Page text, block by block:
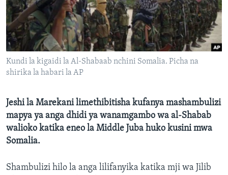
Kundi la kigaidi la Al-Shabaab nchini Somalia. Picha na
shirika la habari la AP
Jeshi la Marekani limethibitisha kufanya mashambulizi
mapya ya anga dhidi ya wanamgambo wa al-Shabab
walioko katika eneo la Middle Juba huko kusini mwa
Somalia.
Shambulizi hilo la anga lilifanyika katika mji wa Jilib